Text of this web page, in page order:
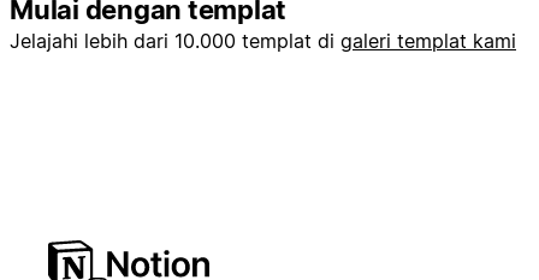
Mulai dengan templat
Jelajahi lebih dari 10.000 templat di galeri templat kami